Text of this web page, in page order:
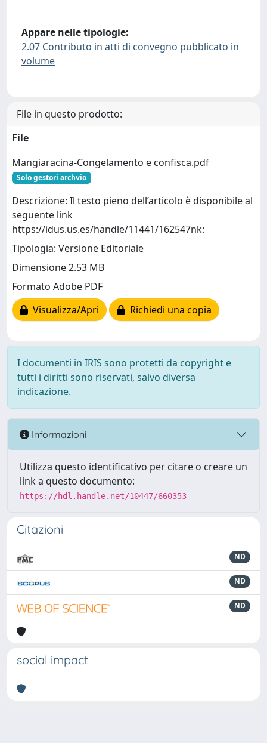
Appare nelle tipologie:
2.07 Contributo in atti di convegno pubblicato in
volume
File in questo prodotto:
File
Mangiaracina-Congelamento e confisca.pdf
Solo gestori archvio
Descrizione: Il testo pieno dell’articolo è disponibile al
seguente link
https://idus.us.es/handle/11441/162547nk:
Tipologia: Versione Editoriale
Dimensione 2.53 MB
Formato Adobe PDF
Visualizza/Apri
Richiedi una copia
I documenti in IRIS sono protetti da copyright e
tutti i diritti sono riservati, salvo diversa
indicazione.
Informazioni
Utilizza questo identificativo per citare o creare un
link a questo documento:
https://hdl.handle.net/10447/660353
Citazioni
ND
ND
ND
social impact